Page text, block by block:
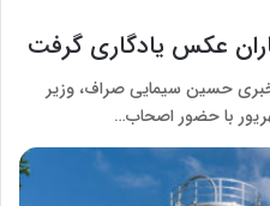
عکس یادگاری گرفت
حسین سیمایی صراف، وزیر